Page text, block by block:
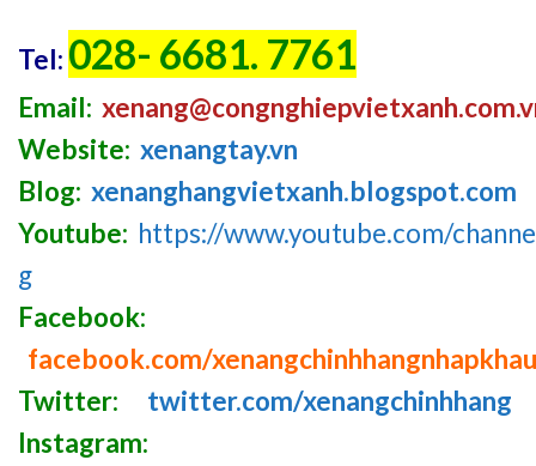
Tel: 028- 6681. 7761
Email: xenang@congnghiepvietxanh.com.v
Website: xenangtay.vn
Blog: xenanghangvietxanh.blogspot.com
Youtube: https://www.youtube.com/
g
Facebook:
facebook.com/xenangchinhhangnhapkhau
Twitter:
twitter.com/xenangchinhhang
Instagram: